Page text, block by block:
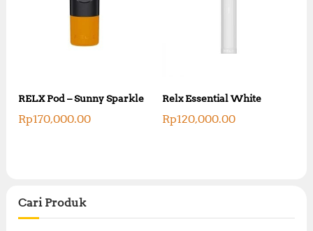
RELX Pod – Sunny Sparkle
Rp170,000.00
Relx Essential White
Rp120,000.00
Cari Produk